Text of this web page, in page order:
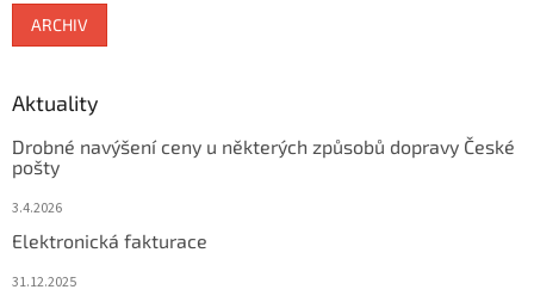
ARCHIV
Aktuality
Drobné navýšení ceny u některých způsobů dopravy České
pošty
3.4.2026
Elektronická fakturace
31.12.2025